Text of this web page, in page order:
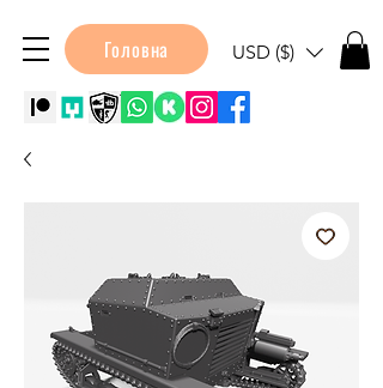
Головна USD ($)